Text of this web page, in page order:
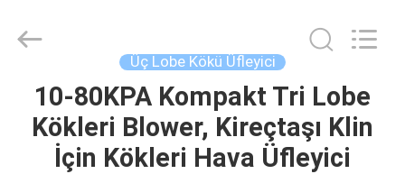
ÜRÜN:%
(Jiangsu)
Reserved.
Üç Lobe Kökü Üfleyici
10-80KPA Kompakt Tri Lobe
Kökleri Blower, Kireçtaşı Klin
İçin Kökleri Hava Üfleyici